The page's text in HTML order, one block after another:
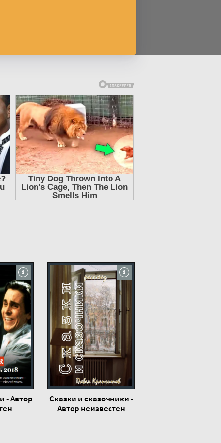
- Автор
Сказки и сказочники -
Автор неизвестен